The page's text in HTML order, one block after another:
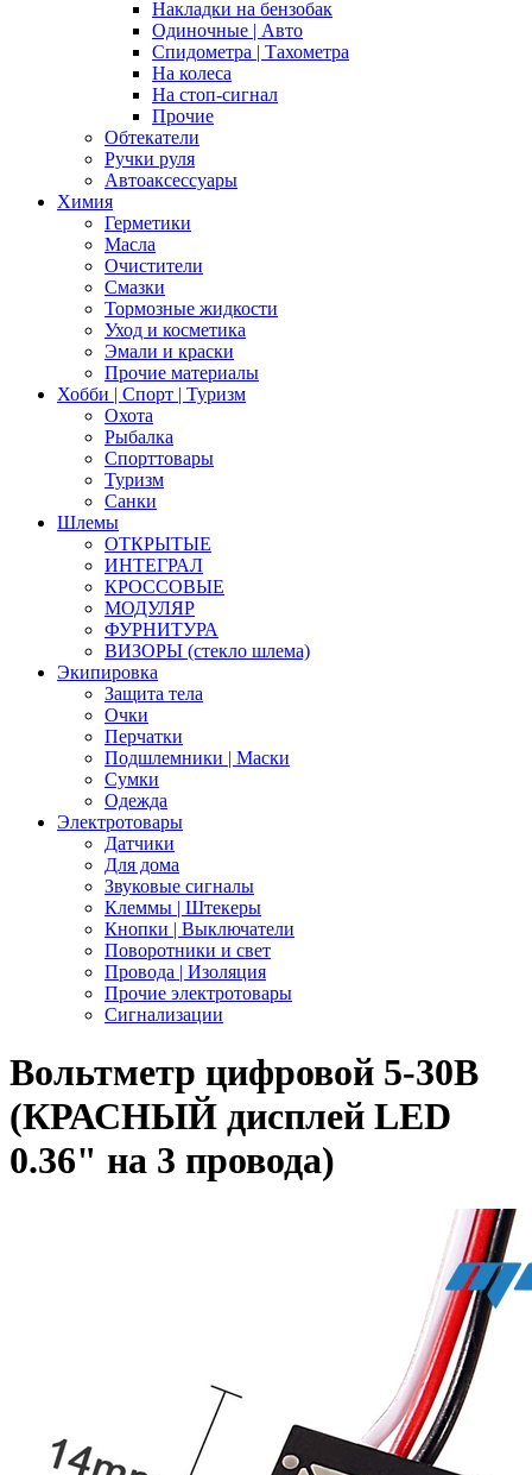
Накладки на бензобак
Одиночные | Авто
Спидометра | Тахометра
На колеса
На стоп-сигнал
Прочие
Обтекатели
Ручки руля
Автоаксессуары
Химия
Герметики
Масла
Очистители
Смазки
Тормозные жидкости
Уход и косметика
Эмали и краски
Прочие материалы
Хобби | Cпорт | Туризм
Охота
Рыбалка
Спорттовары
Туризм
Санки
Шлемы
ОТКРЫТЫЕ
ИНТЕГРАЛ
КРОССОВЫЕ
МОДУЛЯР
ФУРНИТУРА
ВИЗОРЫ (стекло шлема)
Экипировка
Защита тела
Очки
Перчатки
Подшлемники | Маски
Сумки
Одежда
Электротовары
Датчики
Для дома
Звуковые сигналы
Клеммы | Штекеры
Кнопки | Выключатели
Поворотники и свет
Провода | Изоляция
Прочие электротовары
Сигнализации
Вольтметр цифровой 5-30В
(КРАСНЫЙ дисплей LED
0.36" на 3 провода)